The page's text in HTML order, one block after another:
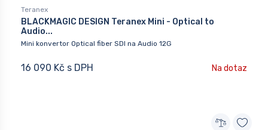
Teranex
BLACKMAGIC DESIGN Teranex Mini - Optical to
Audio...
Mini konvertor Optical fiber SDI na Audio 12G
16 090 Kč s DPH Na dotaz